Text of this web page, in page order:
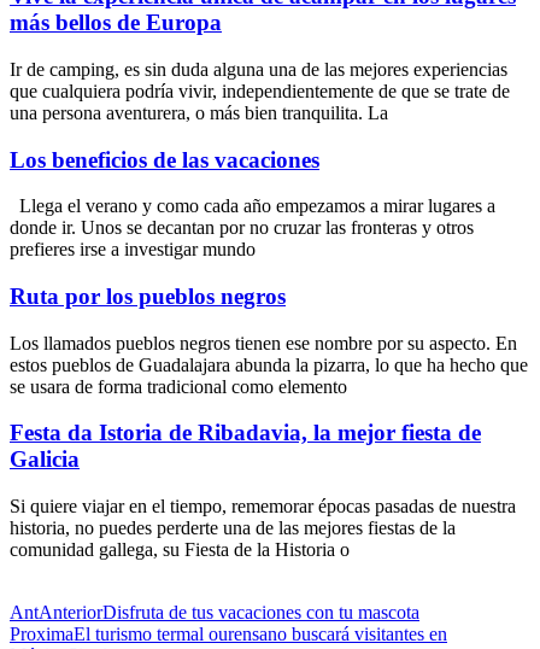
más bellos de Europa
Ir de camping, es sin duda alguna una de las mejores experiencias
que cualquiera podría vivir, independientemente de que se trate de
una persona aventurera, o más bien tranquilita. La
Los beneficios de las vacaciones
Llega el verano y como cada año empezamos a mirar lugares a
donde ir. Unos se decantan por no cruzar las fronteras y otros
prefieres irse a investigar mundo
Ruta por los pueblos negros
Los llamados pueblos negros tienen ese nombre por su aspecto. En
estos pueblos de Guadalajara abunda la pizarra, lo que ha hecho que
se usara de forma tradicional como elemento
Festa da Istoria de Ribadavia, la mejor fiesta de
Galicia
Si quiere viajar en el tiempo, rememorar épocas pasadas de nuestra
historia, no puedes perderte una de las mejores fiestas de la
comunidad gallega, su Fiesta de la Historia o
AntAnteriorDisfruta de tus vacaciones con tu mascota
ProximaEl turismo termal ourensano buscará visitantes en